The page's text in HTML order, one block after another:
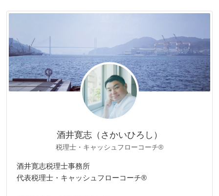
リ
酒井寛志（さかいひろし）
税理士・キャッシュフローコーチ®
酒井寛志税理士事務所
代表税理士・キャッシュフローコーチ®